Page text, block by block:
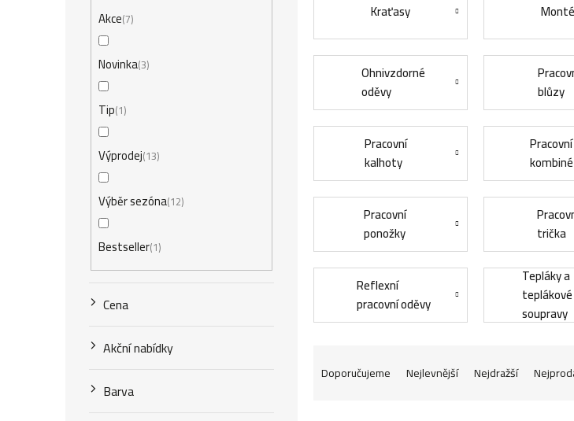
Akce 7
Novinka3
Tip 1
Výprodej 13
Výběr sezóna 12
Bestseller 1
Cena
Akční nabídky
Barva
Kraťasy
Ohnivzdorné
oděvy
blůzy
Pracovní
kalhoty
Pracovní
Pracovní
ponožky
trička
Reflexní
pracovní oděvy
Tepláky a
teplákové
soupravy
Doporučujeme Nejlevnější Nejdražší